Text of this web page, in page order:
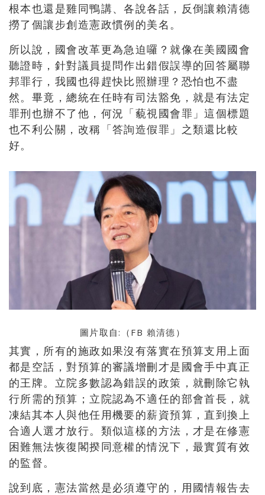
根本也還是雞同鴨講、各說各話，反倒讓賴清德
撈了個讓步創造憲政慣例的美名。
所以說，國會改革更為急迫囉？就像在美國國會
聽證時，針對議員提問作出錯假誤導的回答屬聯
邦罪行，我國也得趕快比照辦理？恐怕也不盡
然。畢竟，總統在任時有司法豁免，就是有法定
罪刑也辦不了他，何況「藐視國會罪」這個標題
也不利公關，改稱「答詢造假罪」之類還比較
好。
圖片取自:（FB 賴清德 ）
其實，所有的施政如果沒有落實在預算支用上面
都是空話，對預算的審議增刪才是國會手中真正
的王牌。立院多數認為錯誤的政策，就刪除它執
行所需的預算；立院認為不適任的部會首長，就
凍結其本人與他任用機要的薪資預算，直到換上
合適人選才放行。類似這樣的方法，才是在修憲
困難無法恢復閣揆同意權的情況下，最實質有效
的監督。
說到底，憲法當然是必須遵守的，用國情報告去